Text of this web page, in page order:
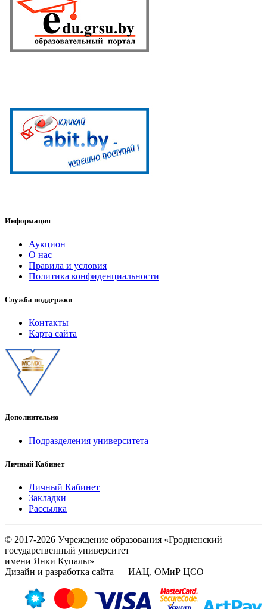
Информация
Аукцион
О нас
Правила и условия
Политика конфиденциальности
Служба поддержки
Контакты
Карта сайта
Дополнительно
Подразделения университета
Личный Кабинет
Личный Кабинет
Закладки
Рассылка
© 2017-2026 Учреждение образования «Гродненский
государственный университет
имени Янки Купалы»
Дизайн и разработка сайта — ИАЦ, ОМиР ЦСО